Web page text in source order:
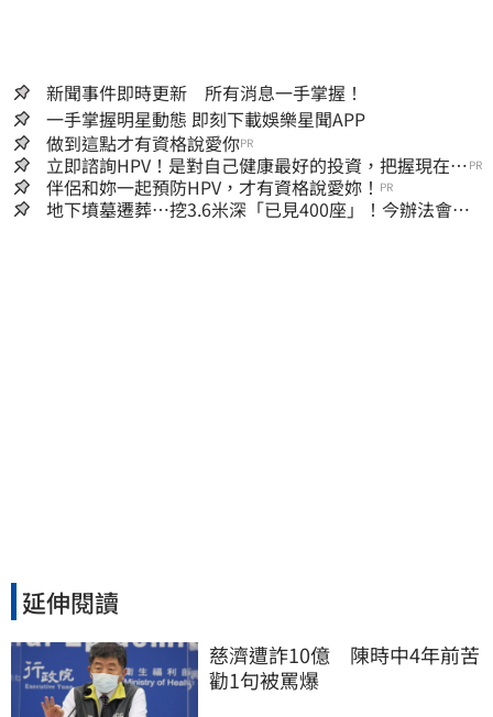
新聞事件即時更新 所有消息一手掌握！
一手掌握明星動態 即刻下載娛樂星聞APP
做到這點才有資格說愛你PR
立即諮詢HPV！是對自己健康最好的投資，把握現在不
嫌晚！
PR
伴侶和妳一起預防HPV，才有資格說愛妳！ PR
地下墳墓遷葬…挖3.6米深「已見400座」！今辦法會安
延伸閱讀
慈濟遭詐10億　陳時中4年前苦
勸1句被罵爆